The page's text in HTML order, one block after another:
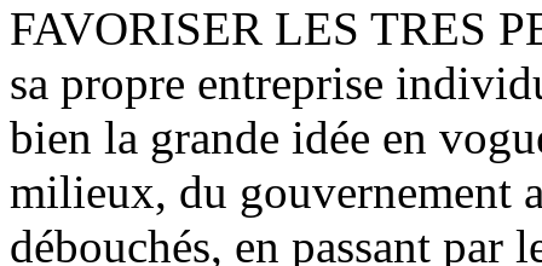
FAVORISER LES TRES
sa propre entreprise
bien la grande idée en
milieux, du gouvernement
débouchés, en passant par